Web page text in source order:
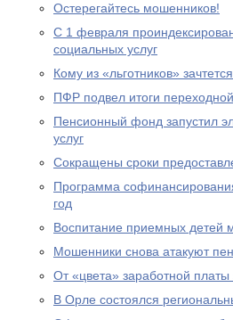
Остерегайтесь мошенников!
С 1 февраля
социальных услуг
Кому из «льготников»
ПФР подвел итоги
Пенсионный фонд запустил
услуг
Сокращены сроки
Программа
год
Воспитание приемных детей
Мошенники снова атакуют
От «цвета» заработной
В Орле состоялся